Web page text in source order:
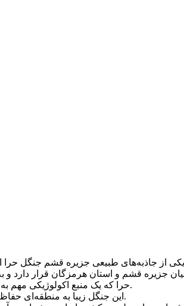
جزیره قشم و استان هرمزگان قرار
حرا که یک منبع اکولوژیکی مهم به شمار می‌آید به صورت تالابی پوشیده از درختانی است که در مناطق جنب حاره ای و گرم حاره ای قرار گرفته‌اند.
این جنگل زیبا به منطقه‌ای حفاظت شده تبدیل شده است که سالانه گردشگران زیادی از جنگل حرا دیدن می‌کنند و از طبیعت بکر آن لذت می‌برند.